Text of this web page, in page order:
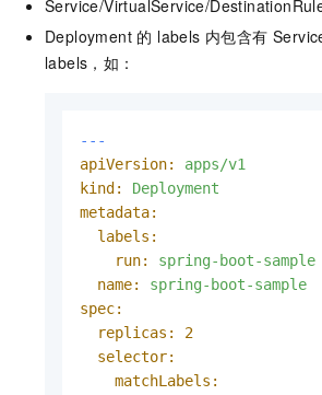
Service/VirtualService/DestinationRule
Deployment 的 labels 内包含有
labels，如：
---
apiVersion:
apps/v1
kind:
Deployment
metadata:
labels:
run:
spring-boot-sample
name:
spring-boot-sample
spec:
replicas:
2
selector:
matchLabels: